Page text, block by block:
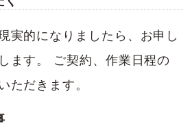
実的になりましたら、お申し
ます。 ご契約、作業日程の
ただきます。